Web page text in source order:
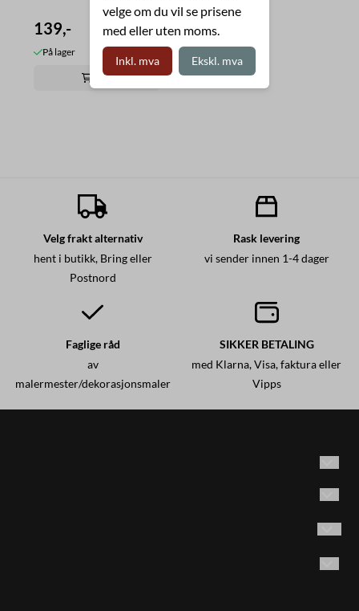
139,-
På lager
Kjøp
Velg frakt alternativ
hent i butikk, Bring eller
Postnord
Rask levering
vi sender innen 1-4 dager
Faglige råd
av
malermester/dekorasjonsmaler
SIKKER BETALING
med Klarna, Visa, faktura eller
Vipps
velge om du vil se prisene
med eller uten moms.
Inkl. mva Ekskl. mva